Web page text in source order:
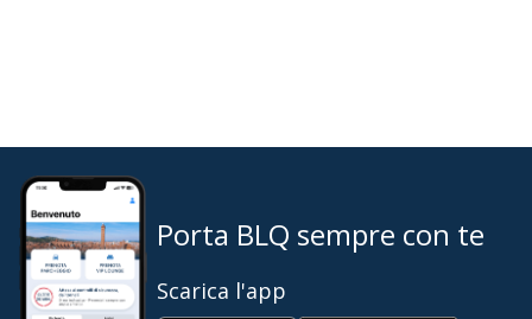
Porta BLQ sempre con te
Scarica l'app